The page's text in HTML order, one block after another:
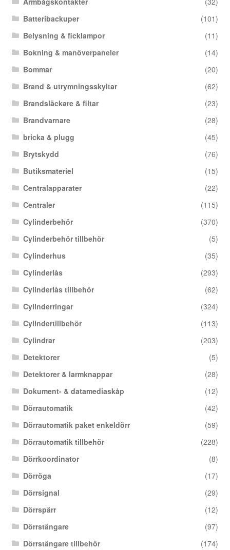
Batteribackuper
(101)
Belysning & ficklampor
(11)
Bokning & manöverpaneler
(14)
Bommar
(20)
Brand & utrymningsskyltar
(62)
Brandsläckare & filtar
(23)
Brandvarnare
(28)
bricka & plugg
(45)
Brytskydd
(76)
Butiksmateriel
(15)
Centralapparater
(22)
Centraler
(115)
Cylinderbehör
(370)
Cylinderbehör tillbehör
(5)
Cylinderhus
(35)
Cylinderlås
(293)
Cylinderlås tillbehör
(62)
Cylinderringar
(324)
Cylindertillbehör
(113)
Cylindrar
(203)
Detektorer
(5)
Detektorer & larmknappar
(28)
Dokument- & datamediaskåp
(12)
Dörrautomatik
(42)
Dörrautomatik paket enkeldörr
(59)
Dörrautomatik tillbehör
(228)
Dörrkoordinator
(8)
Dörröga
(17)
Dörrsignal
(29)
Dörrspärr
(12)
Dörrstängare
(97)
Dörrstängare tillbehör
(174)